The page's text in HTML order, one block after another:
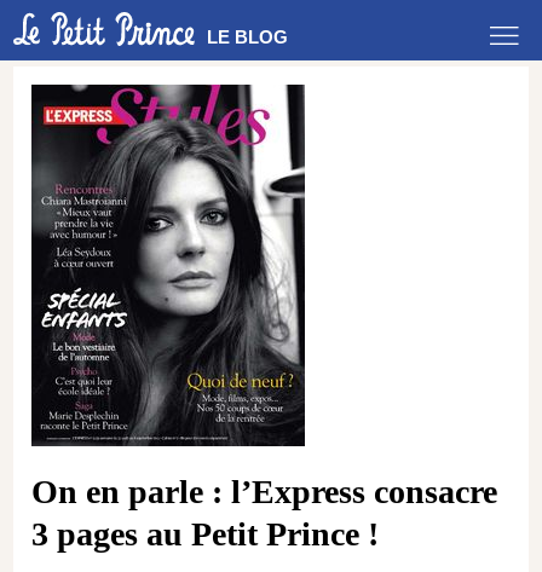
LE BLOG
On en parle : l’Express consacre
3 pages au Petit Prince !